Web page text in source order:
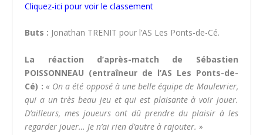
Cliquez-ici pour voir le classement
Buts : Jonathan TRENIT pour l’AS Les Ponts-de-Cé.
La réaction d’après-match de Sébastien
POISSONNEAU (entraîneur de l’AS Les Ponts-de-
Cé) : « On a été opposé à une belle équipe de Maulevrier,
qui a un très beau jeu et qui est plaisante à voir jouer.
D’ailleurs, mes joueurs ont dû prendre du plaisir à les
regarder jouer… Je n’ai rien d’autre à rajouter. »